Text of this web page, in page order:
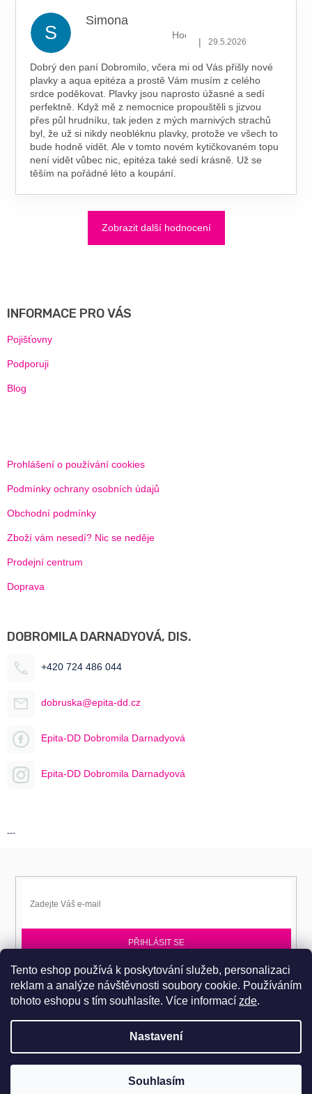
Tento eshop používá k poskytování služeb, personalizaci
reklam a analýze návštěvnosti soubory cookie. Používáním
tohoto eshopu s tím souhlasíte. Více informací zde.
Nastavení
Souhlasím
Pro návštěvu do prodejního centra je nutné se objednat. Tel.: 724
S
Simona
Hodnocení obchodu je 5 z 5
| 29.5.2026
Dobrý den paní Dobromilo, včera mi od Vás přišly nové
plavky a aqua epitéza a prostě Vám musím z celého
srdce poděkovat. Plavky jsou naprosto úžasné a sedí
perfektně. Když mě z nemocnice propouštěli s jizvou
přes půl hrudníku, tak jeden z mých marnivých strachů
byl, že už si nikdy neobléknu plavky, protože ve všech to
bude hodně vidět. Ale v tomto novém kytičkovaném topu
není vidět vůbec nic, epitéza také sedí krásně. Už se
těším na pořádné léto a koupání.
Zobrazit další hodnocení
INFORMACE PRO VÁS
Pojišťovny
Podporuji
Blog
Prohlášení o používání cookies
Podmínky ochrany osobních údajů
Obchodní podmínky
Zboží vám nesedí? Nic se neděje
Prodejní centrum
Doprava
DOBROMILA DARNADYOVÁ, DIS.
+420 724 486 044
dobruska@epita-dd.cz
Epita-DD Dobromila Darnadyová
Epita-DD Dobromila Darnadyová
---
PŘIHLÁSIT SE
Přihlaste se k EPITA-DD a získávejte novinky jako první.